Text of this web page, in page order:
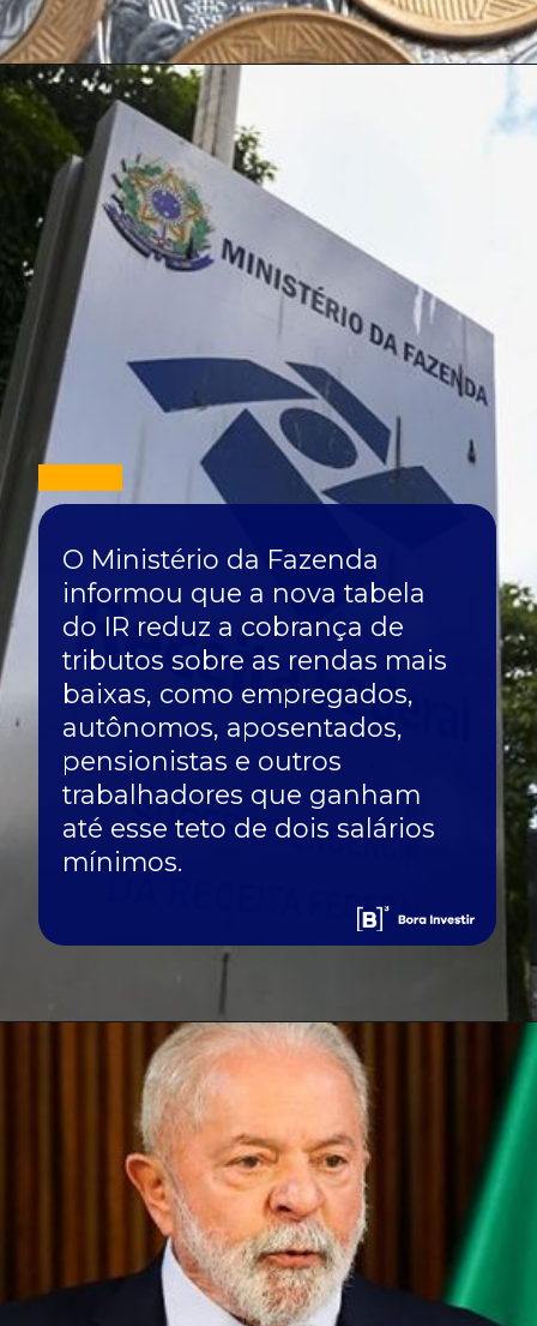
O Ministério da Fazenda
informou que a nova tabela
do IR reduz a cobrança de
tributos sobre as rendas mais
baixas, como empregados,
autônomos, aposentados,
pensionistas e outros
trabalhadores que ganham
até esse teto de dois salários
mínimos.